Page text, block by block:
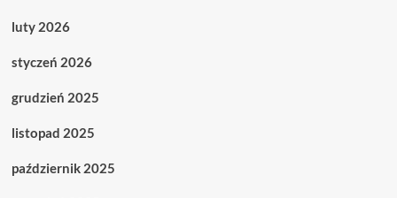
luty 2026
styczeń 2026
grudzień 2025
listopad 2025
październik 2025